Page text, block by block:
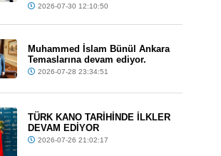
2026-07-30 12:10:50
Muhammed İslam Bünül Ankara
Temaslarına devam ediyor.
2026-07-28 23:34:51
TÜRK KANO TARİHİNDE İLKLER
DEVAM EDİYOR
2026-07-26 21:02:17